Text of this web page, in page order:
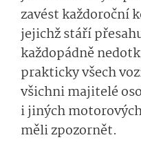
zavést každoroční
jejichž stáří
každopádně
prakticky všech
všichni majitelé
i jiných
měli zpozornět.